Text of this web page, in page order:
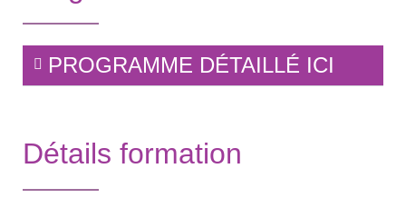
PROGRAMME DÉTAILLÉ ICI
Détails formation